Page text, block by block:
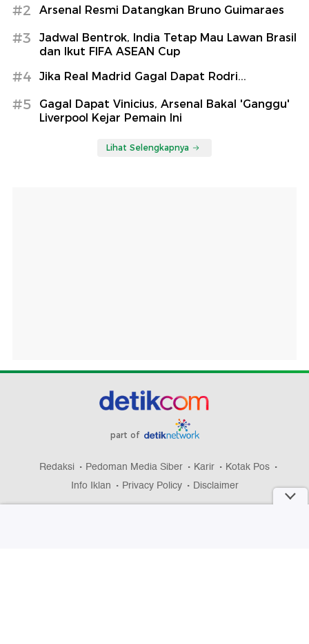
#2 Arsenal Resmi Datangkan Bruno Guimaraes
#3
Jadwal Bentrok, India Tetap Mau Lawan Brasil
dan Ikut FIFA ASEAN Cup
#4 Jika Real Madrid Gagal Dapat Rodri...
#5
Gagal Dapat Vinicius, Arsenal Bakal 'Ganggu'
Liverpool Kejar Pemain Ini
Lihat Selengkapnya
part of
Redaksi Pedoman Media Siber Karir
Kotak Pos
Info Iklan
Privacy Policy Disclaimer